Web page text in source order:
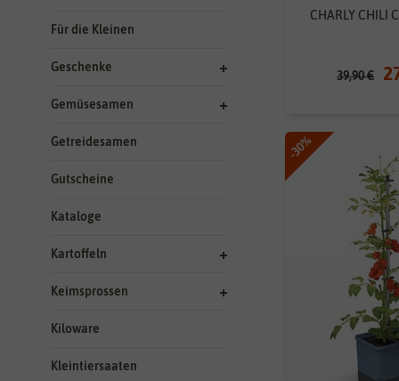
Für die Kleinen
Geschenke
Gemüsesamen
Getreidesamen
Gutscheine
Kataloge
Kartoffeln
Keimsprossen
Kiloware
Kleintiersaaten
CHARLY CHILI
39,90 €
-30%